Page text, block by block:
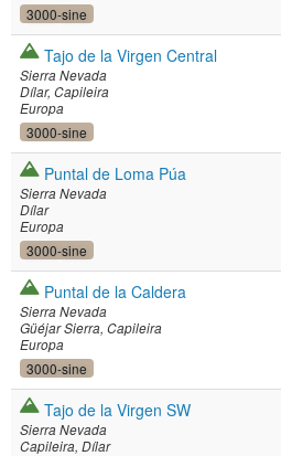
3000-sine
Tajo de la Virgen Central
Sierra Nevada
Dílar Capileira
Europa
3000-sine
Puntal de Loma Púa
Sierra Nevada
Dílar
Europa
3000-sine
Puntal de la Caldera
Sierra Nevada
Güéjar Sierra Capileira
Europa
3000-sine
Tajo de la Virgen SW
Sierra Nevada
Capileira Dílar